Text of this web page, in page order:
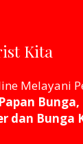
Kita
Melayani
Papan
dan Bunga